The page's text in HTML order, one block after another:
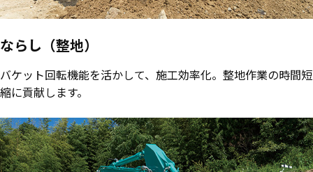
ならし（整地）
バケット回転機能を活かして、施工効率化。整地作業の時間短
縮に貢献します。